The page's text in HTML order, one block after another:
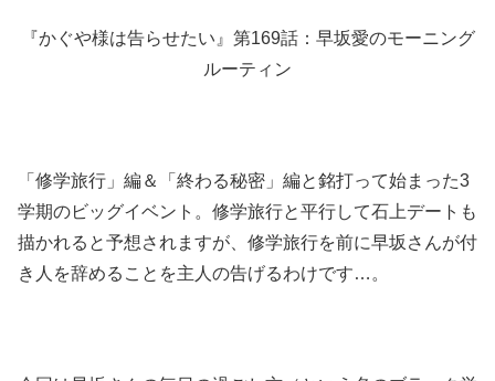
『かぐや様は告らせたい』第169話：早坂愛のモーニング
ルーティン
「修学旅行」編＆「終わる秘密」編と銘打って始まった3
学期のビッグイベント。修学旅行と平行して石上デートも
描かれると予想されますが、修学旅行を前に早坂さんが付
き人を辞めることを主人の告げるわけです…。